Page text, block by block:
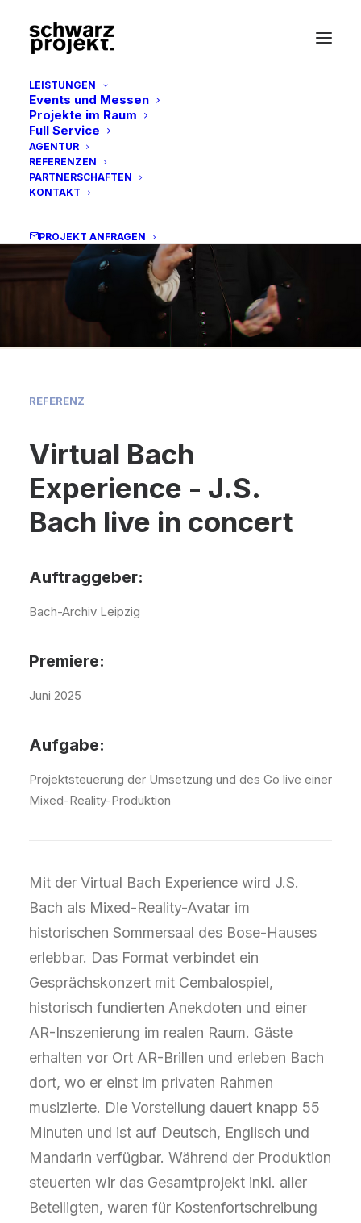
LEISTUNGEN
Events und Messen
Projekte im Raum
Full Service
AGENTUR
REFERENZEN
PARTNERSCHAFTEN
KONTAKT
PROJEKT ANFRAGEN
REFERENZ
Virtual Bach
Experience - J.S.
Bach live in concert
Auftraggeber:
Bach-Archiv Leipzig
Premiere:
Juni 2025
Aufgabe:
Projektsteuerung der Umsetzung und des Go live einer
Mixed-Reality-Produktion
Mit der Virtual Bach Experience wird J.S.
Bach als Mixed-Reality-Avatar im
historischen Sommersaal des Bose-Hauses
erlebbar. Das Format verbindet ein
Gesprächskonzert mit Cembalospiel,
historisch fundierten Anekdoten und einer
AR-Inszenierung im realen Raum. Gäste
erhalten vor Ort AR-Brillen und erleben Bach
dort, wo er einst im privaten Rahmen
musizierte. Die Vorstellung dauert knapp 55
Minuten und ist auf Deutsch, Englisch und
Mandarin verfügbar. Während der Produktion
steuerten wir das Gesamtprojekt inkl. aller
Beteiligten, waren für Kostenfortschreibung